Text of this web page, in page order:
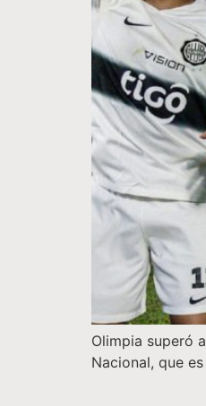
Olimpia superó
Nacional, que